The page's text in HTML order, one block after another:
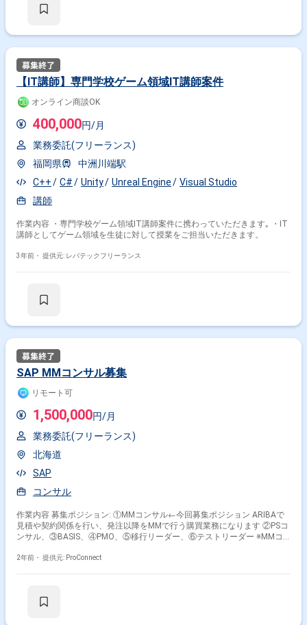
【IT講師】専門学校ゲーム領域IT講師案件
オンライン商談OK
400,000円/月
業務委託(フリーランス)
福岡県
中洲川端駅
C++
C# Unity Unreal Engine
Visual Studio
講師
作業内容 ・専門学校ゲーム領域IT講師案件に携わっていただきます｡ ・IT
講師としてゲーム領域を生徒に対して授業をご担当いただきます。
3年前・ 提供元: レバテックフリーランス
SAP MMコンサル募集
リモート可
1,500,000円/月
業務委託(フリーランス)
北海道
SAP
コンサル
作業内容 募集ポジション: ①MMコンサル←今回募集ポジション ARIBAで
見積や契約関係を行い、発注以降をMMで行う購買業務になります ②PSコ
ンサル、③BASIS、④PMO、⑤移行リーダー、⑥テストリーダー ※MMコ
随時 PJ期間:2024年10月〜2027年3月 フェーズ:2024/10〜2025/06末まで
2年前・ 提供元: ProConnect